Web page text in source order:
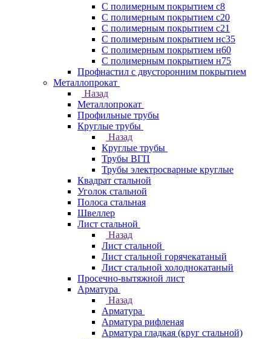
С полимерным покрытием с8
С полимерным покрытием с20
С полимерным покрытием с21
С полимерным покрытием нс35
С полимерным покрытием н60
С полимерным покрытием н75
Профнастил с двусторонним покрытием
Металлопрокат
Назад
Металлопрокат
Профильные трубы
Круглые трубы
Назад
Круглые трубы
Трубы ВГП
Трубы электросварные круглые
Квадрат стальной
Уголок стальной
Полоса стальная
Швеллер
Лист стальной
Назад
Лист стальной
Лист стальной горячекатаный
Лист стальной холоднокатаный
Просечно-вытяжной лист
Арматура
Назад
Арматура
Арматура рифленая
Арматура гладкая (круг стальной)